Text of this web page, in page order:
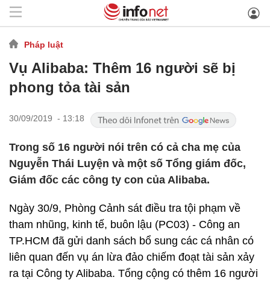
Pháp luật
Vụ Alibaba: Thêm 16 người sẽ bị
phong tỏa tài sản
30/09/2019 - 13:18
Trong số 16 người nói trên có cả cha mẹ của
Nguyễn Thái Luyện và một số Tổng giám đốc,
Giám đốc các công ty con của Alibaba.
Ngày 30/9, Phòng Cảnh sát điều tra tội phạm về
tham nhũng, kinh tế, buôn lậu (PC03) - Công an
TP.HCM đã gửi danh sách bổ sung các cá nhân có
liên quan đến vụ án lừa đảo chiếm đoạt tài sản xảy
ra tại Công ty Alibaba. Tổng cộng có thêm 16 người